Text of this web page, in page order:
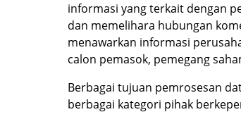
informasi yang terkait dengan
dan memelihara hubungan
menawarkan informasi
calon pemasok, pemegang
Berbagai tujuan pemrosesan
berbagai kategori pihak